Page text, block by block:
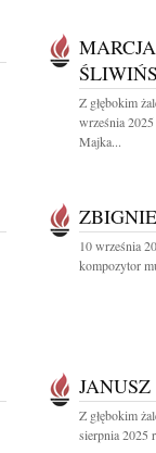
Z głębokim
września
Majka...
10 września
kompozytor
Z głębokim
sierpnia 2025